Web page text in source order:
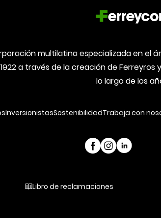
multilatina especializada en el
a través de la creación de
lo largo de los
InversionistasSostenibilidadTrabaja con
Libro de reclamaciones